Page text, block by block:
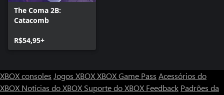
The Coma 2B:
Catacomb
R$54,95+
XBOX consoles Jogos XBOXXBOX Game Pass Acessórios do
XBOX Notícias do XBOX Suporte do XBOX Feedback Padrões da